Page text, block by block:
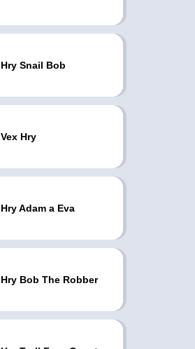
Hry Snail Bob
Vex Hry
Hry Adam a Eva
Hry Bob The Robber